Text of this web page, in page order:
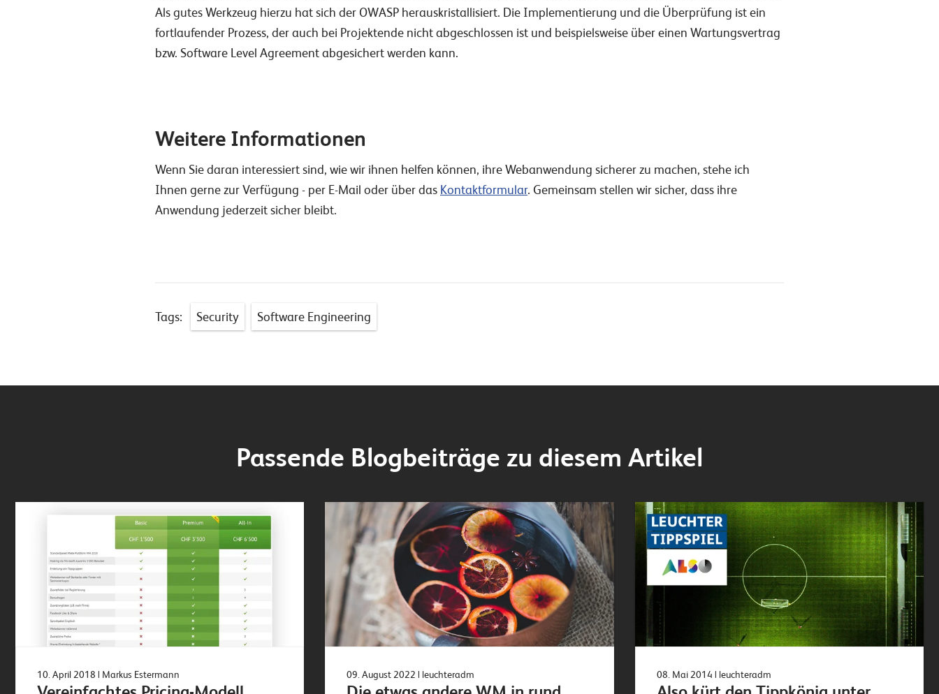
Als gutes Werkzeug hierzu hat sich der OWASP herauskristallisiert. Die Implementierung und die Überprüfung ist ein
fortlaufender Prozess, der auch bei Projektende nicht abgeschlossen ist und beispielsweise über einen Wartungsvertrag
bzw. Software Level Agreement abgesichert werden kann.
Weitere Informationen
Wenn Sie daran interessiert sind, wie wir ihnen helfen können, ihre Webanwendung sicherer zu machen, stehe ich
Ihnen gerne zur Verfügung - per E-Mail oder über das Kontaktformular. Gemeinsam stellen wir sicher, dass ihre
Anwendung jederzeit sicher bleibt.
Tags: Security Software Engineering
Passende Blogbeiträge zu diesem Artikel
10. April 2018 | Markus Estermann 09. August 2022| leuchteradm 08. Mai 2014 | leuchteradm